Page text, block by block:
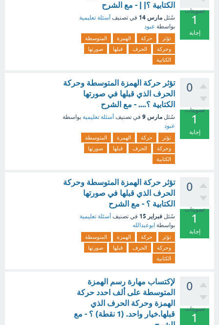
تصويتات
1
إجابة
الكتابية ؟| | - مع الشرح
سُئل مارس 14 في تصنيف أسئلة تعليمية
بواسطة عبود
تؤثر حركة الهمزة
المتوسطة
وحركة
الحرف قبلها
صورتها
الكتابية
0
تصويتات
1
إجابة
تؤثر حركة الهمزة المتوسطة وحركة
الحرف الذي قبلها في صورتها
الكتابية ؟.... - مع الشرح
سُئل مارس 9 في تصنيف أسئلة تعليمية بواسطة
عبود
تؤثر حركة الهمزة
المتوسطة
وحركة
الحرف قبلها
صورتها
الكتابية
0
تصويتات
1
إجابة
تؤثر حركة الهمزة المتوسطة وحركة
الحرف الذي قبلها في صورتها
الكتابية ؟ - مع الشرح
سُئل فبراير 15 في تصنيف أسئلة تعليمية
بواسطة ابوعبدالله
تؤثر حركة الهمزة
المتوسطة
وحركة
الحرف قبلها
صورتها
الكتابية
0
تصويتات
1
لإكتساب مهارة رسم الهمزة
المتوسطة على ألف احدد حركة
الهمزة وحركة الحرف الذي
قبلها.خيار واحد. (1 نقطة) ؟ - مع